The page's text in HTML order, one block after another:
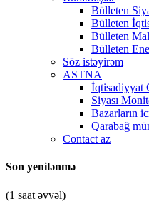
Bülleten
Bülleten
Bülleten
Bülleten
Söz istəyirəm
ASTNA
İqtisadiyyat
Siyası
Bazarların
Qarabağ
Contact az
Son yenilənmə
(1 saat əvvəl)